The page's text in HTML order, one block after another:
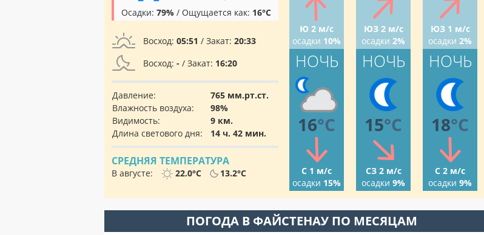
Осадки: 79% / Ощущается как: 16°C
Восход: 05:51 / Закат: 20:33
Восход: - / Закат: 16:20
Давление:
765 мм.рт.ст.
Влажность воздуха:
98%
Видимость:
9 км.
Длина светового дня:
14 ч. 42 мин.
СРЕДНЯЯ ТЕМПЕРАТУРА
В августе: 22.0°C 13.2°C
Ю 2 м/с
осадки 10%
НОЧЬ
16°C
С 1 м/с
осадки 15%
ЮЗ 2 м/с
осадки 2%
НОЧЬ
15°C
СЗ 2 м/с
осадки 9%
ЮЗ 1 м/с
осадки 2%
НОЧЬ
18°C
С 2 м/с
осадки 9%
ПОГОДА В ФАЙСТЕНАУ ПО МЕСЯЦАМ